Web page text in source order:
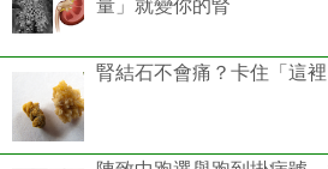
量」就變你的腎
腎結石不會痛？卡住「這